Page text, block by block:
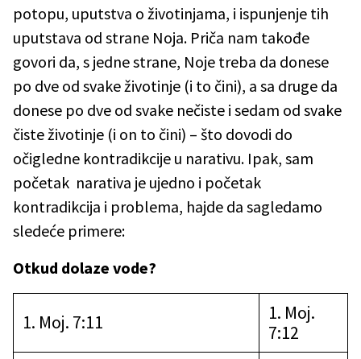
potopu, uputstva o životinjama, i ispunjenje tih
uputstava od strane Noja. Priča nam takođe
govori da, s jedne strane, Noje treba da donese
po dve od svake životinje (i to čini), a sa druge da
donese po dve od svake nečiste i sedam od svake
čiste životinje (i on to čini) – što dovodi do
očigledne kontradikcije u narativu. Ipak, sam
početak narativa je ujedno i početak
kontradikcija i problema, hajde da sagledamo
sledeće primere:
Otkud dolaze vode?
1. Moj. 7:11
1. Moj.
7:12